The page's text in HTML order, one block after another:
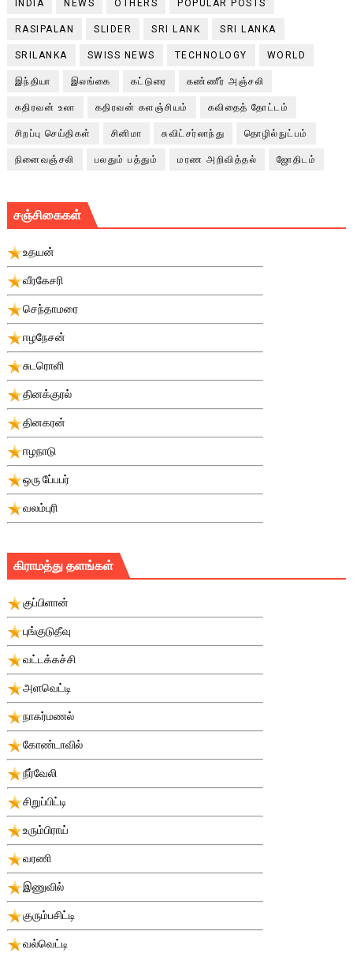
INDIA NEWS OTHERS POPULAR POSTS
RASIPALAN SLIDER SRI LANK SRI LANKA
SRILANKA SWISS NEWS TECHNOLOGY WORLD
இந்தியா இலங்கை கட்டுரை கண்ணீர் அஞ்சலி
கதிரவன் உலா கதிரவன் களஞ்சியம் கவிதைத் தோட்டம்
சிறப்பு செய்திகள் சினிமா சுவிட்சர்லாந்து தொழில்நுட்பம்
நினைவஞ்சலி பலதும் பத்தும் மரண அறிவித்தல் ஜோதிடம்
சஞ்சிகைகள்
உதயன்
வீரகேசரி
செந்தாமரை
ஈழநேசன்
சுடரொளி
தினக்குரல்
தினகரன்
ஈழநாடு
ஒரு பே்பபர்
வலம்புரி
கிராமத்து தளங்கள்
குப்பிளான்
புங்குடுதீவு
வட்டக்கச்சி
அளவெட்டி
நாகர்மணல்
கோண்டாவில்
நீர்வேலி
சிறுப்பிட்டி
உரும்பிராய்
வரணி
இணுவில்
குரும்பசிட்டி
வல்வெட்டி